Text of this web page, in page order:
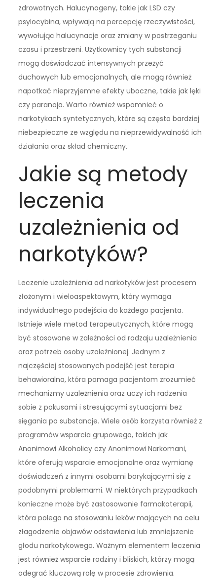
zdrowotnych. Halucynogeny, takie jak LSD czy
psylocybina, wpływają na percepcję rzeczywistości,
wywołując halucynacje oraz zmiany w postrzeganiu
czasu i przestrzeni. Użytkownicy tych substancji
mogą doświadczać intensywnych przeżyć
duchowych lub emocjonalnych, ale mogą również
napotkać nieprzyjemne efekty uboczne, takie jak lęki
czy paranoja. Warto również wspomnieć o
narkotykach syntetycznych, które są często bardziej
niebezpieczne ze względu na nieprzewidywalność ich
działania oraz skład chemiczny.
Jakie są metody
leczenia
uzależnienia od
narkotyków?
Leczenie uzależnienia od narkotyków jest procesem
złożonym i wieloaspektowym, który wymaga
indywidualnego podejścia do każdego pacjenta.
Istnieje wiele metod terapeutycznych, które mogą
być stosowane w zależności od rodzaju uzależnienia
oraz potrzeb osoby uzależnionej. Jednym z
najczęściej stosowanych podejść jest terapia
behawioralna, która pomaga pacjentom zrozumieć
mechanizmy uzależnienia oraz uczy ich radzenia
sobie z pokusami i stresującymi sytuacjami bez
sięgania po substancje. Wiele osób korzysta również z
programów wsparcia grupowego, takich jak
Anonimowi Alkoholicy czy Anonimowi Narkomani,
które oferują wsparcie emocjonalne oraz wymianę
doświadczeń z innymi osobami borykającymi się z
podobnymi problemami. W niektórych przypadkach
konieczne może być zastosowanie farmakoterapii,
która polega na stosowaniu leków mających na celu
złagodzenie objawów odstawienia lub zmniejszenie
głodu narkotykowego. Ważnym elementem leczenia
jest również wsparcie rodziny i bliskich, którzy mogą
odegrać kluczową rolę w procesie zdrowienia.